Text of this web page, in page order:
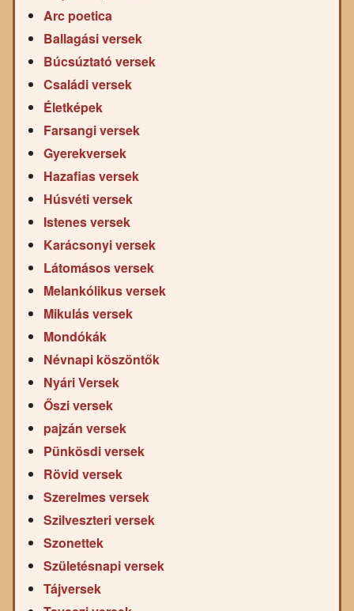
Arc poetica
Ballagási versek
Búcsúztató versek
Családi versek
Életképek
Farsangi versek
Gyerekversek
Hazafias versek
Húsvéti versek
Istenes versek
Karácsonyi versek
Látomásos versek
Melankólikus versek
Mikulás versek
Mondókák
Névnapi köszöntők
Nyári Versek
Őszi versek
pajzán versek
Pünkösdi versek
Rövid versek
Szerelmes versek
Szilveszteri versek
Szonettek
Születésnapi versek
Tájversek